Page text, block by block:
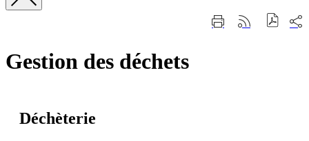
Fermer
ImprimerGénérer
sur
Gestion des déchets
Déchèterie